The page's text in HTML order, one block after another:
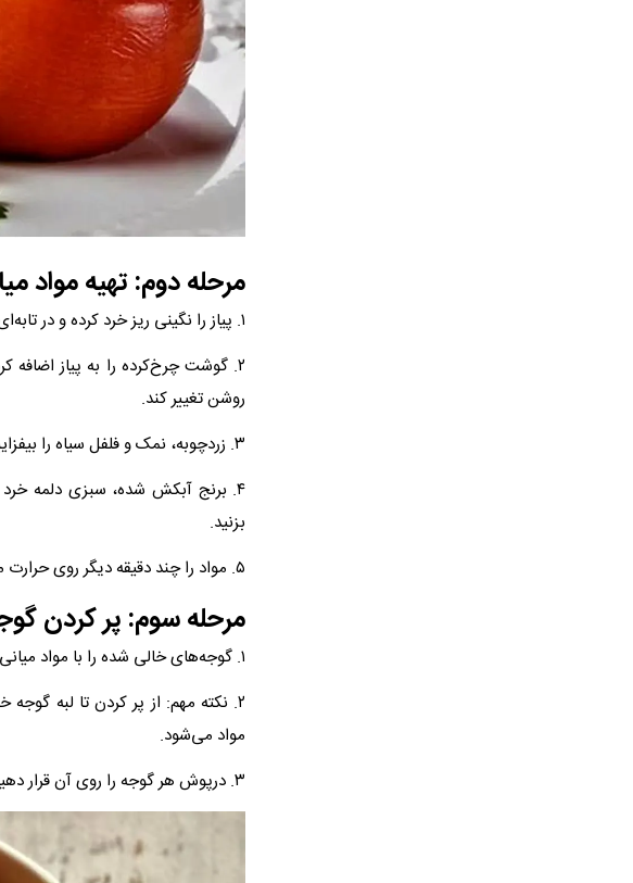
مرحله دوم: تهیه مواد
۱. پیاز را نگینی ریز خرد کرده و در تابه‌ای با مقدار کمی روغن تفت دهید تا طلایی و نرم شود.
۲. گوشت چرخ‌کرده را به پیاز
روشن تغییر کند.
۳. زردچوبه، نمک و فلفل سیاه را بیفزایید و ۲ تا ۳ دقیقه تفت دهید تا عطر ادویه‌ها آزاد شود.
۴. برنج آبکش شده، سبزی دلمه
بزنید.
۵. مواد را چند دقیقه دیگر روی حرارت ملایم تفت دهید تا طعم‌ها یکدست و ترکیب شوند.
مرحله سوم: پر کردن
۱. گوجه‌های خالی شده را با مواد میانی پر کنید.
۲. نکته مهم: از پر کردن تا لبه
مواد می‌شود.
۳. درپوش هر گوجه را روی آن قرار دهید و دلمه‌ها را با نظم و دقت در قابلمه بچینید.